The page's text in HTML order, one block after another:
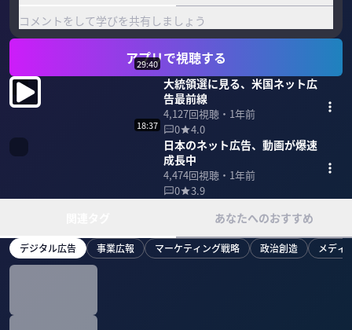
コメントをして学びを共有しましょう
アプリで視聴する
29:40
大統領選に見る、米国ネット広
告最前線
4,127回視聴・ 1年前
0
4.0
18:37
日本のネット広告、動画が爆速
成長中
4,474回視聴・ 1年前
0
3.9
あなたへのおすすめ
デジタル広告 事業広報 マーケティング戦略 政治創造 メディ